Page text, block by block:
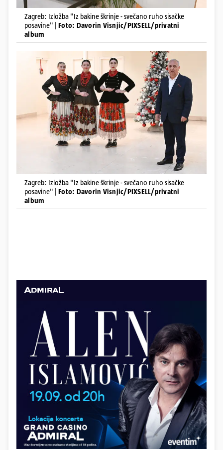
Zagreb: Izložba "Iz bakine škrinje - svečano ruho sisačke
posavine" | Foto: Davorin Visnjic/PIXSELL/privatni
album
Zagreb: Izložba "Iz bakine škrinje - svečano ruho sisačke
posavine" | Foto: Davorin Visnjic/PIXSELL/privatni
album